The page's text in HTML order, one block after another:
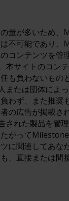
量が多いため、
不可能であり、
コンテンツを管
本サイトのコン
も負わないもの
または団体によ
わず、また推奨
の広告が掲載さ
された製品を管
がって
に関連してあな
、直接または間